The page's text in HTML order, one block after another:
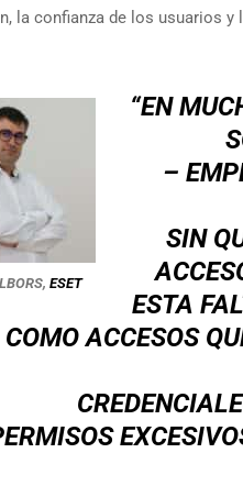
la confianza de los usuarios y
ESET
“EN
–
SIN
ESTA
COMO ACCESOS